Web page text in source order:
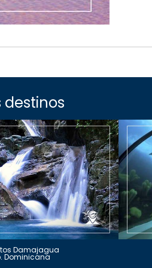
destinos
Damajagua
Dominicana